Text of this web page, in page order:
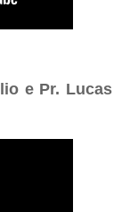
e Pr. Lucas